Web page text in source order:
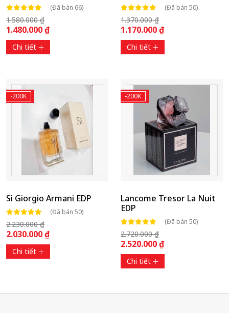
(Đã bán 66)
1.580.000 ₫
1.480.000 ₫
Chi tiết
(Đã bán 50)
1.370.000 ₫
1.170.000 ₫
Chi tiết
-200K
Sì Giorgio Armani EDP
(Đã bán 50)
2.230.000 ₫
2.030.000 ₫
Chi tiết
-200K
Lancome Tresor La Nuit
EDP
(Đã bán 50)
2.720.000 ₫
2.520.000 ₫
Chi tiết